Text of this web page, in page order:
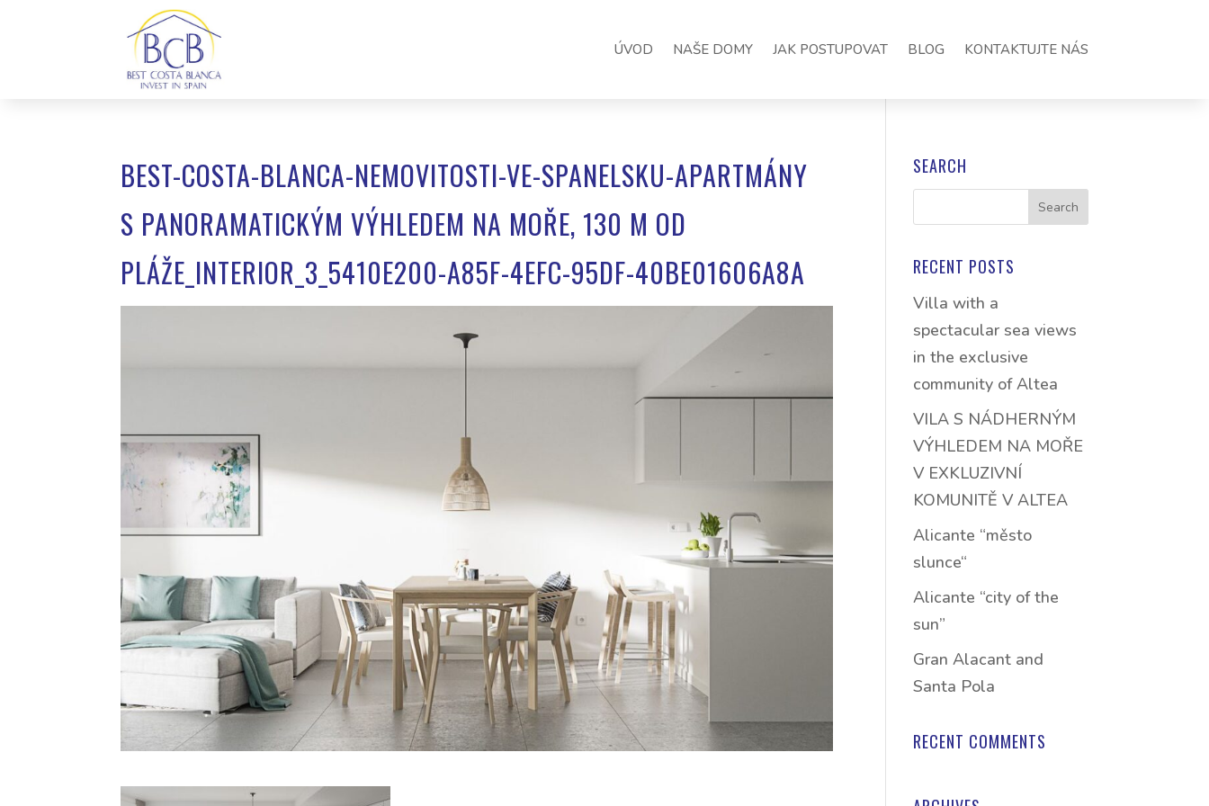
ÚVOD NAŠE DOMY JAK POSTUPOVAT BLOG KONTAKTUJTE NÁS
BEST-COSTA-BLANCA-NEMOVITOSTI-VE-SPANELSKU-APARTMÁNY
S PANORAMATICKÝM VÝHLEDEM NA MOŘE, 130 M OD
PLÁŽE_INTERIOR_3_5410E200-A85F-4EFC-95DF-40BE01606A8A
SEARCH
RECENT POSTS
Villa with a
spectacular sea views
in the exclusive
community of Altea
VILA S NÁDHERNÝM
VÝHLEDEM NA MOŘE
V EXKLUZIVNÍ
KOMUNITĚ V ALTEA
Alicante “město
slunce“
Alicante “city of the
sun”
Gran Alacant and
Santa Pola
RECENT COMMENTS